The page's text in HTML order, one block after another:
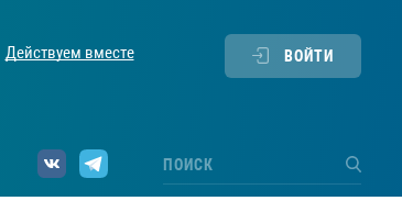
Действуем вместе ВОЙТИ